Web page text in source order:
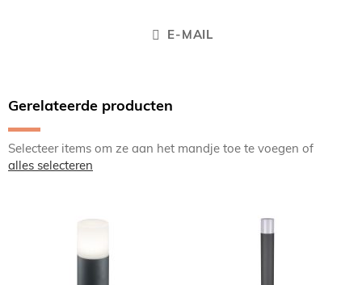
E-MAIL
Gerelateerde producten
Selecteer items om ze aan het mandje toe te voegen of
alles selecteren